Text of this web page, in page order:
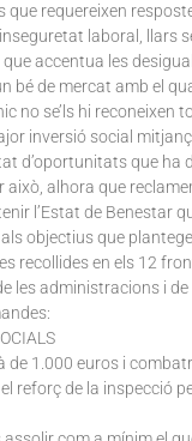
requereixen
laboral, llars
accentua les
de mercat amb el
no se’ls hi reconeixen
inversió social
d’oportunitats que ha
això, alhora que
l’Estat de Benestar
objectius que
recollides en els 12
les administracions i
de 1.000 euros i
reforç de la inspecció